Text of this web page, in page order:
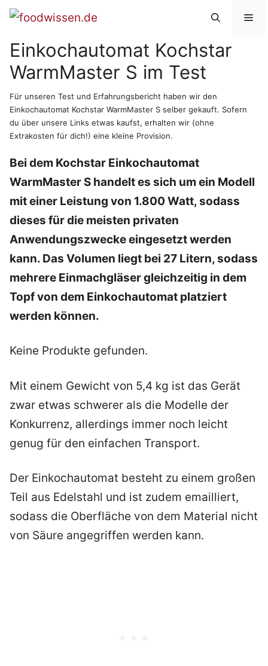
Zum
springen
Einkochautomat Kochstar
WarmMaster S im Test
Für unseren Test und Erfahrungsbericht haben wir den
Einkochautomat Kochstar WarmMaster S selber gekauft. Sofern
du über unsere Links etwas kaufst, erhalten wir (ohne
Extrakosten für dich!) eine kleine Provision.
Bei dem Kochstar Einkochautomat
WarmMaster S handelt es sich um ein Modell
mit einer Leistung von 1.800 Watt, sodass
dieses für die meisten privaten
Anwendungszwecke eingesetzt werden
kann. Das Volumen liegt bei 27 Litern, sodass
mehrere Einmachgläser gleichzeitig in dem
Topf von dem Einkochautomat platziert
werden können.
Keine Produkte gefunden.
Mit einem Gewicht von 5,4 kg ist das Gerät
zwar etwas schwerer als die Modelle der
Konkurrenz, allerdings immer noch leicht
genug für den einfachen Transport.
Der Einkochautomat besteht zu einem großen
Teil aus Edelstahl und ist zudem emailliert,
sodass die Oberfläche von dem Material nicht
von Säure angegriffen werden kann.